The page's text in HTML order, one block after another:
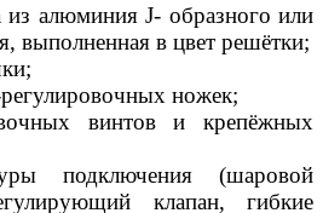
из алюминия J- образного или
выполненная в цвет решётки;
ножек;
винтов и крепёжных
подключения (шаровой
клапан, гибкие